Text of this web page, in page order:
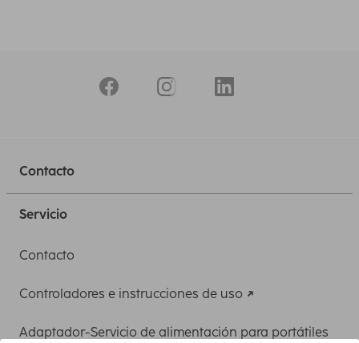
Contacto
Servicio
Contacto
Controladores e instrucciones de uso
Adaptador-Servicio de alimentación para portátiles